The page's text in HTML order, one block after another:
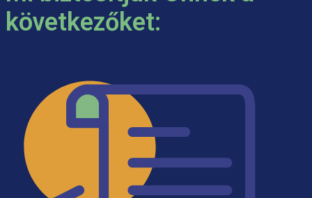
következőket: